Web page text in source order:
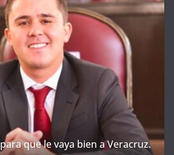
que le vaya bien a Veracruz.